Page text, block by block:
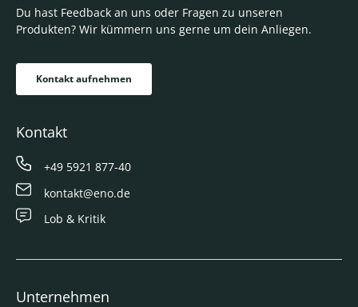
Du hast Feedback an uns oder Fragen zu unseren
Produkten? Wir kümmern uns gerne um dein Anliegen.
Kontakt aufnehmen
Kontakt
+49 5921 877-40
kontakt@eno.de
Lob & Kritik
Unternehmen